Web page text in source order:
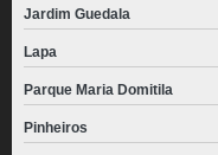
Jardim Guedala
Lapa
Parque Maria Domitila
Pinheiros